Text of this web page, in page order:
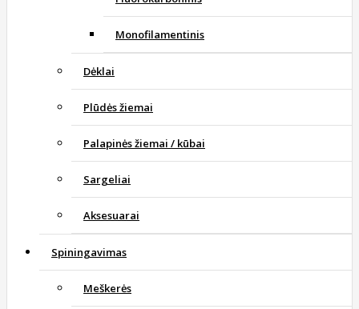
Monofilamentinis
Dėklai
Plūdės žiemai
Palapinės žiemai / kūbai
Sargeliai
Aksesuarai
Spiningavimas
Meškerės